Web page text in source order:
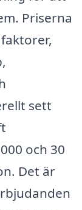
Priserna
sett
och 30
Det är